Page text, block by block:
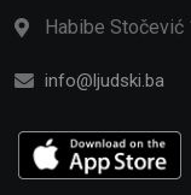
Habibe Stočević
info@ljudski.ba